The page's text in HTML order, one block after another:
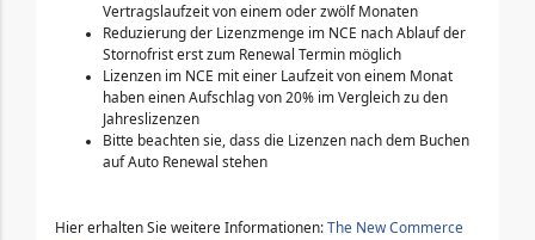
Vertragslaufzeit von einem oder zwölf Monaten
Reduzierung der Lizenzmenge im NCE nach Ablauf der
Stornofrist erst zum Renewal Termin möglich
Lizenzen im NCE mit einer Laufzeit von einem Monat
haben einen Aufschlag von 20% im Vergleich zu den
Jahreslizenzen
Bitte beachten sie, dass die Lizenzen nach dem Buchen
auf Auto Renewal stehen
Hier erhalten Sie weitere Informationen:The New Commerce